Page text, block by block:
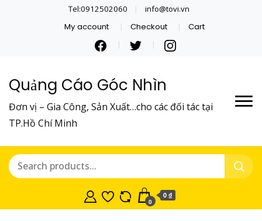
Tel:0912502060 info@tovi.vn
My account Checkout Cart
Quảng Cáo Góc Nhìn
Đơn vị – Gia Công, Sản Xuất…cho các đối tác tại
TP.Hồ Chí Minh
0
0 ₫